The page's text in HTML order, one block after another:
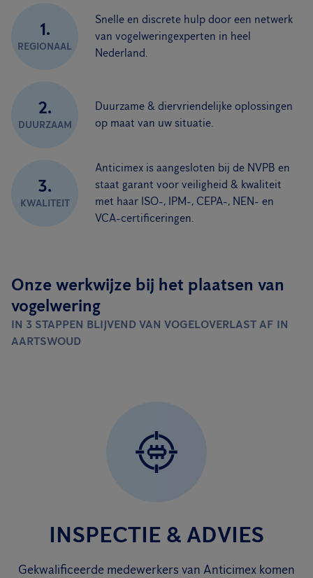
1.
REGIONAAL
Snelle en discrete hulp door een netwerk
van vogelweringexperten in heel
Nederland.
2.
DUURZAAM
Duurzame & diervriendelijke oplossingen
op maat van uw situatie.
3.
KWALITEIT
Anticimex is aangesloten bij de NVPB en
staat garant voor veiligheid & kwaliteit
met haar ISO-, IPM-, CEPA-, NEN- en
VCA-certificeringen.
Onze werkwijze bij het plaatsen van
vogelwering
IN 3 STAPPEN BLIJVEND VAN VOGELOVERLAST AF IN
AARTSWOUD
INSPECTIE & ADVIES
Gekwalificeerde medewerkers van Anticimex komen